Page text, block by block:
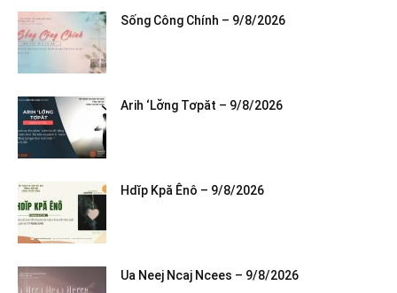
Sống Công Chính – 9/8/2026
Arih ‘Lơ̆ng Tơpăt – 9/8/2026
Hdĭp Kpă Ênô – 9/8/2026
Ua Neej Ncaj Ncees – 9/8/2026